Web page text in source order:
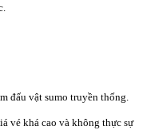
đấu vật sumo truyền thống.
vé khá cao và không thực sự